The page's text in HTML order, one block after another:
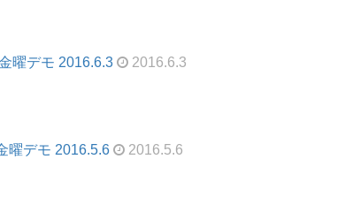
曜デモ 2016.6.3 2016.6.3
曜デモ 2016.5.6 2016.5.6